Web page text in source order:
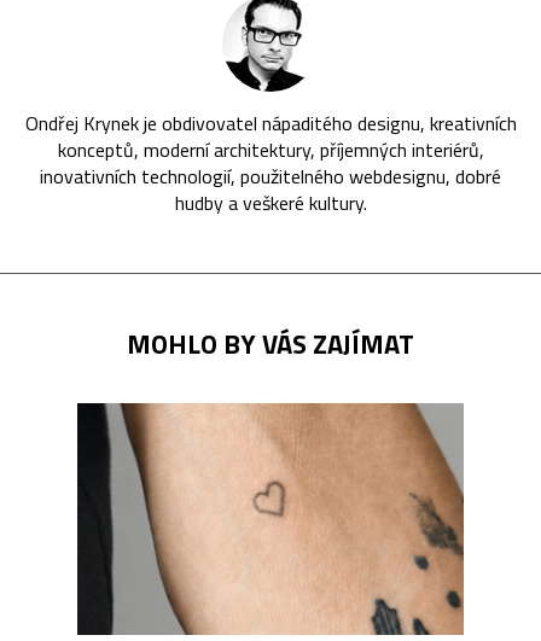
Ondřej Krynek je obdivovatel nápaditého designu, kreativních
konceptů, moderní architektury, příjemných interiérů,
inovativních technologií, použitelného webdesignu, dobré
hudby a veškeré kultury.
MOHLO BY VÁS ZAJÍMAT